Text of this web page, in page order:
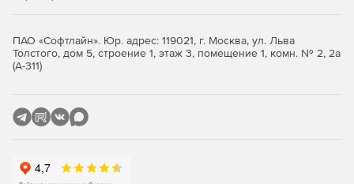
условий: запускать программу, выполнять VB- или JS-
сценарий, перезапускать службу, перезагружать
По мере работы программа накапливает статистику
ПАО «Софтлайн». Юр. адрес: 119021, г. Москва, ул. Льва
Толстого, дом 5, строение 1, этаж 3, помещение 1, комн. № 2, 2а
(А-311)